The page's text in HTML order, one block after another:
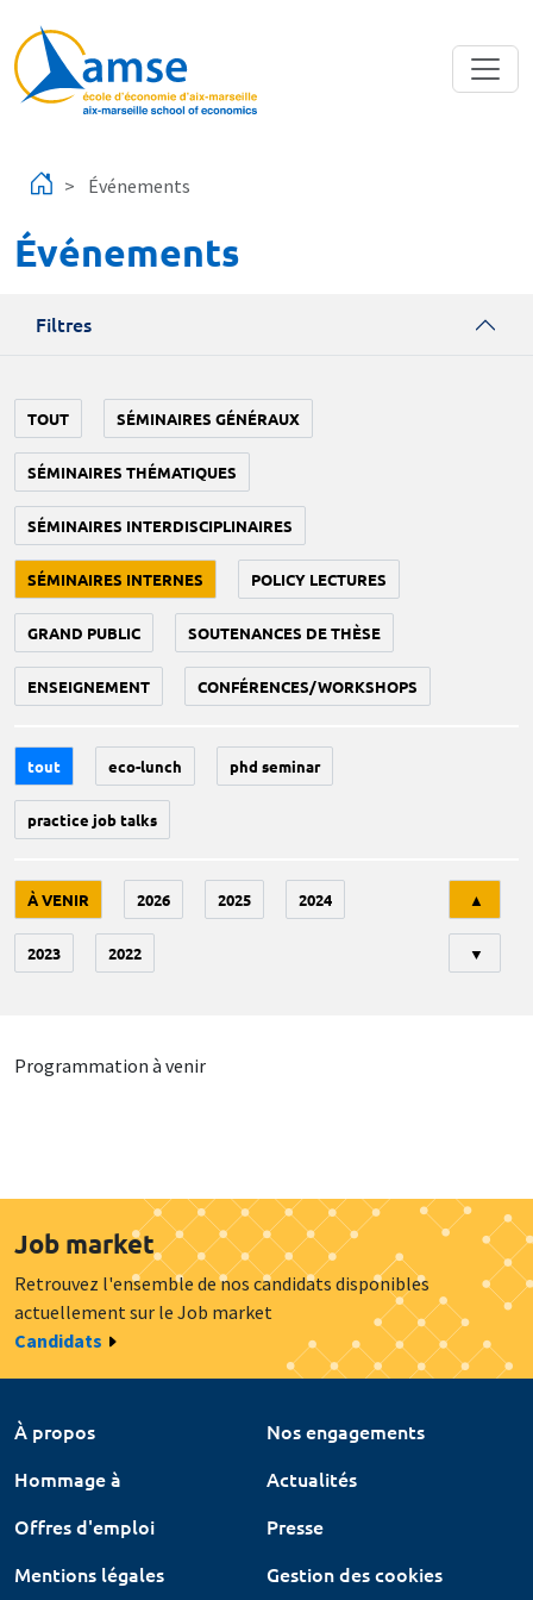
Événements
Événements
Filtres
TOUT SÉMINAIRES GÉNÉRAUX
SÉMINAIRES THÉMATIQUES
SÉMINAIRES INTERDISCIPLINAIRES
SÉMINAIRES INTERNES POLICY LECTURES
GRAND PUBLIC SOUTENANCES DE THÈSE
ENSEIGNEMENT CONFÉRENCES/WORKSHOPS
tout eco-lunch phd seminar
practice job talks
À VENIR 2026 2025 2024
2023 2022
▲
▼
Programmation à venir
Job market
Retrouvez l'ensemble de nos candidats disponibles
actuellement sur le Job market
Candidats
À propos
Nos engagements
Hommage à
Actualités
Offres d'emploi
Presse
Mentions légales
Gestion des cookies